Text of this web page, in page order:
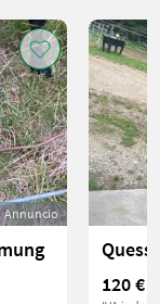
Annuncio
120 €